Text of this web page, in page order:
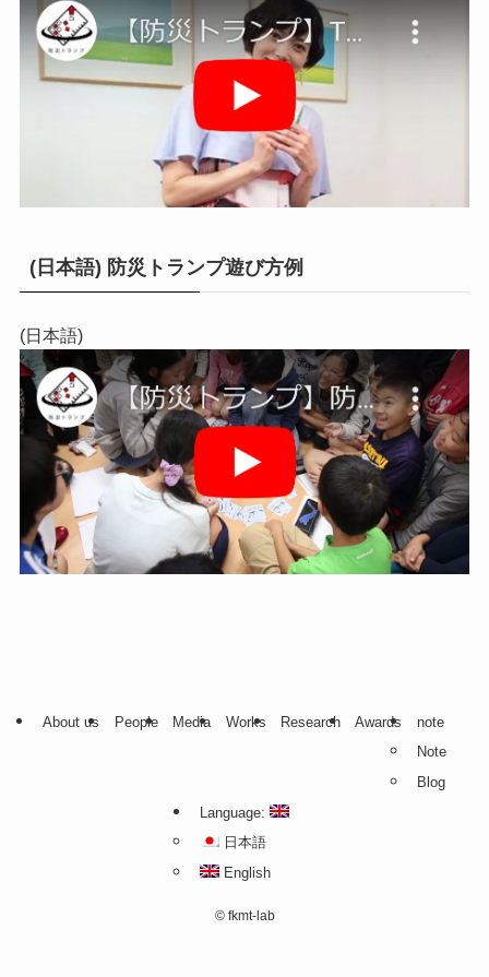
(日本語) 防災トランプ遊び方例
(日本語)
About us People Media Works Research Awards
note
Note
Blog
Language:
日本語
English
©fkmt-lab